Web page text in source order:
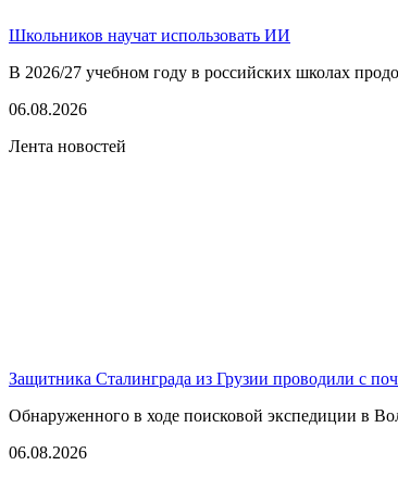
Школьников научат использовать ИИ
В 2026/27 учебном году в российских школах
06.08.2026
Лента новостей
Защитника Сталинграда из Грузии проводили с
Обнаруженного в ходе поисковой экспедиции в
06.08.2026